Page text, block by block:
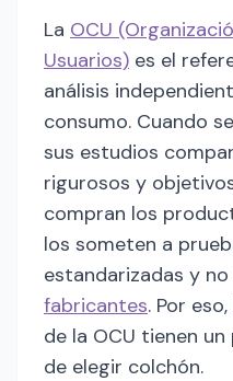
La OCU
Usuarios) es el
análisis
consumo. Cuando
sus estudios
rigurosos y
compran los
los someten a
estandarizadas y
fabricantes. Por
de la OCU tienen
de elegir colchón.